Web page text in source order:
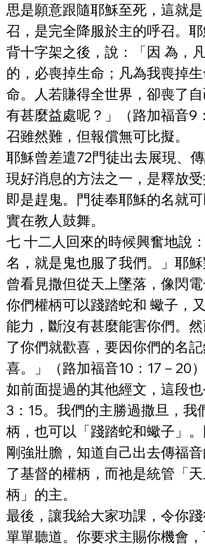
思是願意跟隨耶穌至死，這就
召，是完全降服於主的呼召。
背十字架之後，說：「因 為，
的，必喪掉生命；凡為我喪掉
命。人若賺得全世界，卻喪了自
有甚麼益處呢？」（路加福音9
召雖然難，但報償無可比擬。
耶穌曾差遣72門徒出去展現、
現好消息的方法之一，是釋放受
即是趕鬼。門徒奉耶穌的名就可
實在教人鼓舞。
七 十二人回來的時候興奮地說
名，就是鬼也服了我們。」耶
曾看見撒但從天上墜落，像閃
你們權柄可以踐踏蛇和 蠍子，
能力，斷沒有甚麼能害你們。
了你們就歡喜，要因你們的名
喜。」（路加福音10：17－20）
如前面提過的其他經文，這段
3：15。我們的主勝過撒旦，我
柄，也可以「踐踏蛇和蠍子」
剛強壯膽，知道自己出去傳福
了基督的權柄，而祂是統管「
柄」的主。
最後，讓我給大家功課，令你
單單聽道。你要求主賜你機會